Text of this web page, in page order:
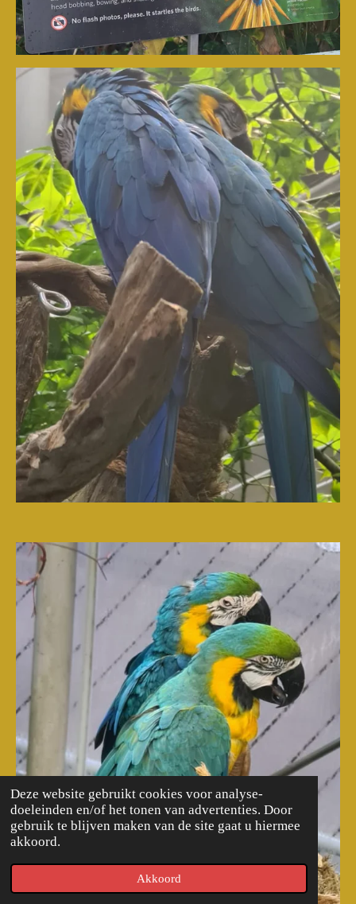
Deze website gebruikt cookies voor analyse-
doeleinden en/of het tonen van advertenties. Door
gebruik te blijven maken van de site gaat u hiermee
akkoord.
Akkoord